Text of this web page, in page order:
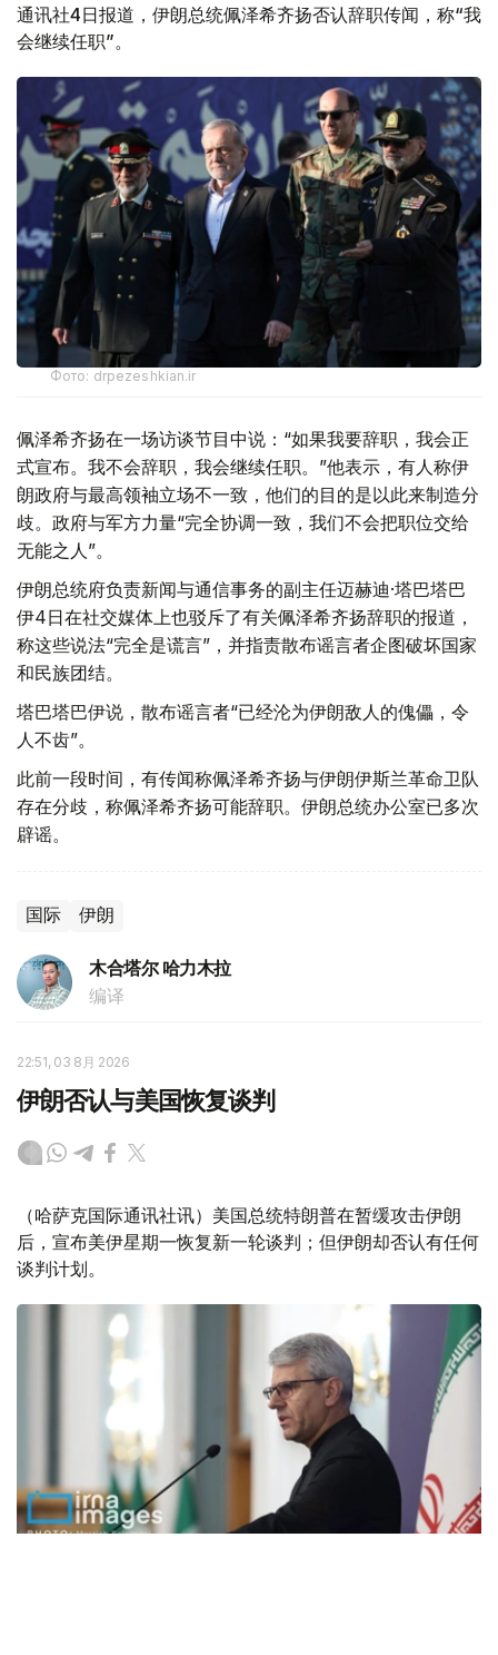
通讯社4日报道，伊朗总统佩泽希齐扬否认辞职传闻，称“我
会继续任职”。
Фото: drpezeshkian.ir
佩泽希齐扬在一场访谈节目中说：“如果我要辞职，我会正
式宣布。我不会辞职，我会继续任职。”他表示，有人称伊
朗政府与最高领袖立场不一致，他们的目的是以此来制造分
歧。政府与军方力量“完全协调一致，我们不会把职位交给
无能之人”。
伊朗总统府负责新闻与通信事务的副主任迈赫迪·塔巴塔巴
伊4日在社交媒体上也驳斥了有关佩泽希齐扬辞职的报道，
称这些说法“完全是谎言”，并指责散布谣言者企图破坏国家
和民族团结。
塔巴塔巴伊说，散布谣言者“已经沦为伊朗敌人的傀儡，令
人不齿”。
此前一段时间，有传闻称佩泽希齐扬与伊朗伊斯兰革命卫队
存在分歧，称佩泽希齐扬可能辞职。伊朗总统办公室已多次
辟谣。
国际 伊朗
木合塔尔 哈力木拉
编译
22:51, 03 8月 2026
伊朗否认与美国恢复谈判
（哈萨克国际通讯社讯）美国总统特朗普在暂缓攻击伊朗
后，宣布美伊星期一恢复新一轮谈判；但伊朗却否认有任何
谈判计划。